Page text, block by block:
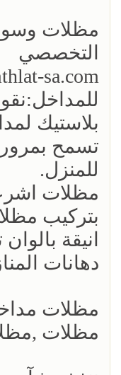
مظلات
التخصصي
بلاستيك
تسمح بمرور
للمنزل.
مظلات
بتركيب
انيقة
دهانات
مظلات
مظلات